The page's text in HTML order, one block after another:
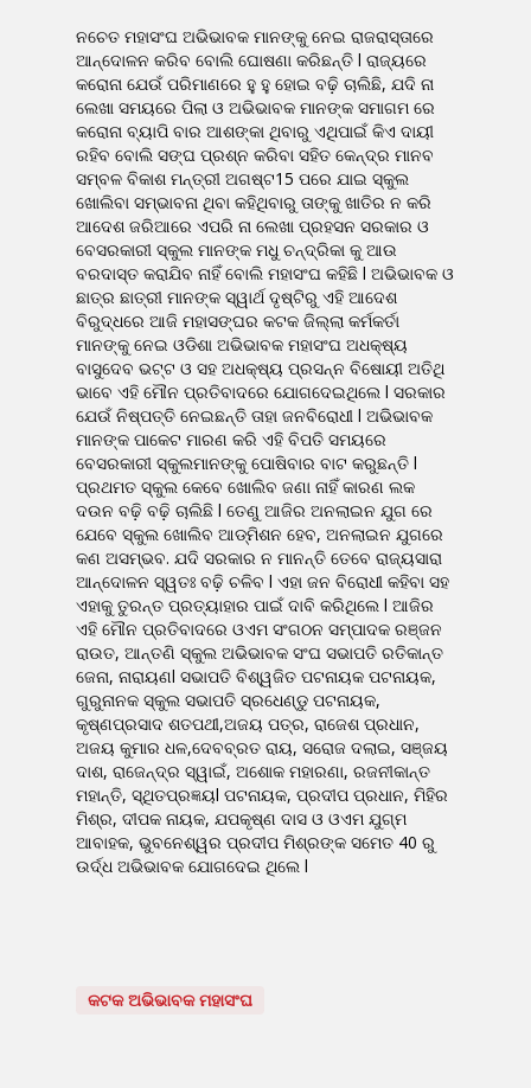
ନଚେତ ମହାସଂଘ ଅଭିଭାବକ ମାନଙ୍କୁ ନେଇ ରାଜରାସ୍ତାରେ
ଆନ୍ଦୋଳନ କରିବ ବୋଲି ଘୋଷଣା କରିଛନ୍ତି l ରାଜ୍ୟରେ
କରୋନା ଯେଉଁ ପରିମାଣରେ ହୁ ହୁ ହୋଇ ବଢ଼ି ଚାଲିଛି, ଯଦି ନା
ଲେଖା ସମୟରେ ପିଲା ଓ ଅଭିଭାବକ ମାନଙ୍କ ସମାଗମ ରେ
କରୋନା ବ୍ୟାପି ବାର ଆଶଙ୍କା ଥିବାରୁ ଏଥିପାଇଁ କିଏ ଦାୟୀ
ରହିବ ବୋଲି ସଙ୍ଘ ପ୍ରଶ୍ନ କରିବା ସହିତ କେନ୍ଦ୍ର ମାନବ
ସମ୍ବଳ ବିକାଶ ମନ୍ତ୍ରୀ ଅଗଷ୍ଟ15 ପରେ ଯାଇ ସ୍କୁଲ
ଖୋଲିବା ସମ୍ଭାବନା ଥିବା କହିଥିବାରୁ ତାଙ୍କୁ ଖାତିର ନ କରି
ଆଦେଶ ଜରିଆରେ ଏପରି ନା ଲେଖା ପ୍ରହସନ ସରକାର ଓ
ବେସରକାରୀ ସ୍କୁଲ ମାନଙ୍କ ମଧୁ ଚନ୍ଦ୍ରିକା କୁ ଆଉ
ବରଦାସ୍ତ କରାଯିବ ନାହିଁ ବୋଲି ମହାସଂଘ କହିଛି l ଅଭିଭାବକ ଓ
ଛାତ୍ର ଛାତ୍ରୀ ମାନଙ୍କ ସ୍ୱାର୍ଥ ଦୃଷ୍ଟିରୁ ଏହି ଆଦେଶ
ବିରୁଦ୍ଧରେ ଆଜି ମହାସଙ୍ଘର କଟକ ଜିଲ୍ଲା କର୍ମକର୍ତା
ମାନଙ୍କୁ ନେଇ ଓଡିଶା ଅଭିଭାବକ ମହାସଂଘ ଅଧକ୍ଷ୍ୟ
ବାସୁଦେବ ଭଟ୍ଟ ଓ ସହ ଅଧକ୍ଷ୍ୟ ପ୍ରସନ୍ନ ବିଷୋୟୀ ଅତିଥି
ଭାବେ ଏହି ମୌନ ପ୍ରତିବାଦରେ ଯୋଗଦେଇଥିଲେ l ସରକାର
ଯେଉଁ ନିଷ୍ପତ୍ତି ନେଇଛନ୍ତି ତାହା ଜନବିରୋଧୀ l ଅଭିଭାବକ
ମାନଙ୍କ ପାକେଟ ମାରଣ କରି ଏହି ବିପତି ସମୟରେ
ବେସରକାରୀ ସ୍କୁଲମାନଙ୍କୁ ପୋଷିବାର ବାଟ କରୁଛନ୍ତି l
ପ୍ରଥମତ ସ୍କୁଲ କେବେ ଖୋଲିବ ଜଣା ନାହିଁ କାରଣ ଲକ
ଦଉନ ବଢ଼ି ବଢ଼ି ଚାଲିଛି l ତେଣୁ ଆଜିର ଅନଲାଇନ ଯୁଗ ରେ
ଯେବେ ସ୍କୁଲ ଖୋଲିବ ଆଡ୍ମିଶନ ହେବ, ଅନଲାଇନ ଯୁଗରେ
କଣ ଅସମ୍ଭବ. ଯଦି ସରକାର ନ ମାନନ୍ତି ତେବେ ରାଜ୍ୟସାରା
ଆନ୍ଦୋଳନ ସ୍ୱତଃ ବଢ଼ି ଚଳିବ l ଏହା ଜନ ବିରୋଧୀ କହିବା ସହ
ଏହାକୁ ତୁରନ୍ତ ପ୍ରତ୍ୟାହାର ପାଇଁ ଦାବି କରିଥିଲେ l ଆଜିର
ଏହି ମୌନ ପ୍ରତିବାଦରେ ଓଏମ ସଂଗଠନ ସମ୍ପାଦକ ରଞ୍ଜନ
ରାଉତ, ଆନ୍ତଣି ସ୍କୁଲ ଅଭିଭାବକ ସଂଘ ସଭାପତି ରତିକାନ୍ତ
ଜେନା, ନାରାୟଣl ସଭାପତି ବିଶ୍ୱଜିତ ପଟନାୟକ ପଟନାୟକ,
ଗୁରୁନାନକ ସ୍କୁଲ ସଭାପତି ସ୍ରଧେଣ୍ଡୁ ପଟନାୟକ,
କୃଷ୍ଣପ୍ରସାଦ ଶତପଥୀ,ଅଜୟ ପତ୍ର, ରାଜେଶ ପ୍ରଧାନ,
ଅଜୟ କୁମାର ଧଳ,ଦେବବ୍ରତ ରାୟ, ସରୋଜ ଦଲାଇ, ସଞ୍ଜୟ
ଦାଶ, ରାଜେନ୍ଦ୍ର ସ୍ୱାଇଁ, ଅଶୋକ ମହାରଣା, ରଜନୀକାନ୍ତ
ମହାନ୍ତି, ସ୍ଥିତପ୍ରଜ୍ଞୟl ପଟନାୟକ, ପ୍ରଦୀପ ପ୍ରଧାନ, ମିହିର
ମିଶ୍ର, ଦୀପକ ନାୟକ, ଯପକୃଷ୍ଣ ଦାସ ଓ ଓଏମ ଯୁଗ୍ମ
ଆବାହକ, ଭୁବନେଶ୍ୱର ପ୍ରଦୀପ ମିଶ୍ରଙ୍କ ସମେତ 40 ରୁ
ଉର୍ଦ୍ଧ ଅଭିଭାବକ ଯୋଗଦେଇ ଥିଲେ l
କଟକ ଅଭିଭାବକ ମହାସଂଘ